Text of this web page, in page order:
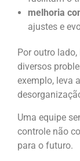
melhoria
ajustes e
Por outro
diversos
exemplo, leva
Uma equipe
controle não
para o futuro.